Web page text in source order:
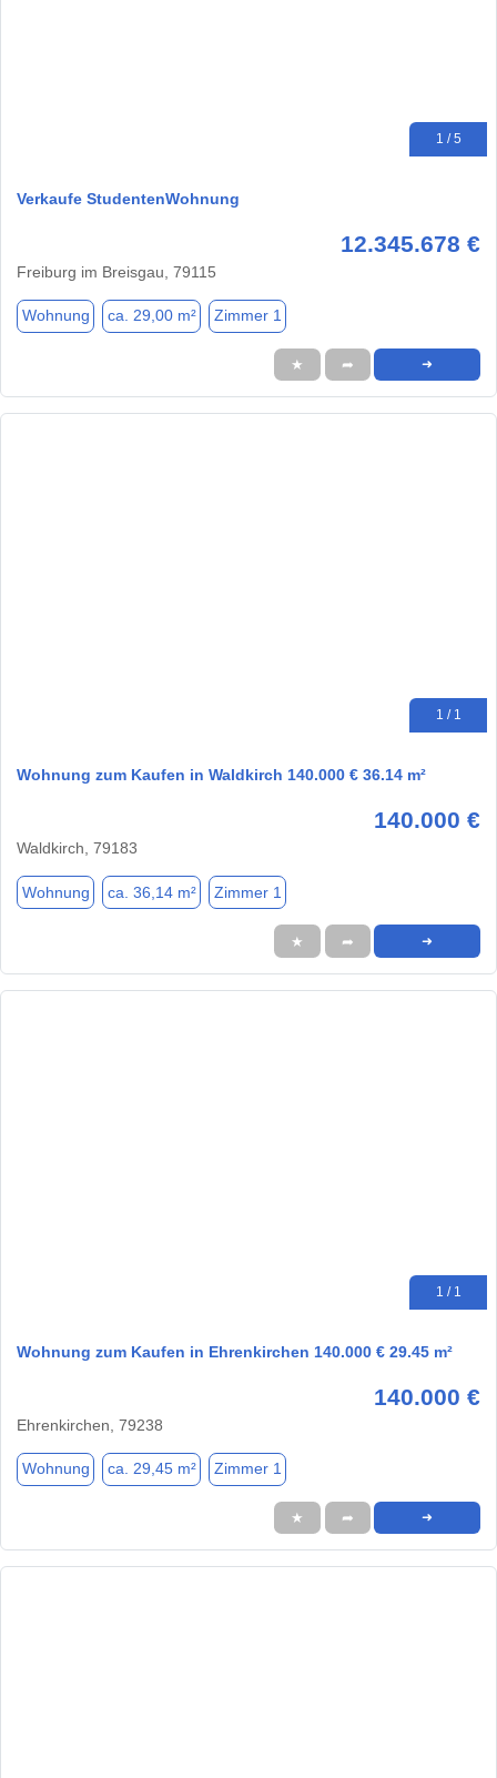
1 / 5
Verkaufe StudentenWohnung
12.345.678 €
Freiburg im Breisgau, 79115
Wohnung ca. 29,00 m² Zimmer 1
★ ➦ ➜
1 / 1
Wohnung zum Kaufen in Waldkirch 140.000 € 36.14 m²
140.000 €
Waldkirch, 79183
Wohnung ca. 36,14 m² Zimmer 1
★ ➦ ➜
1 / 1
Wohnung zum Kaufen in Ehrenkirchen 140.000 € 29.45 m²
140.000 €
Ehrenkirchen, 79238
Wohnung ca. 29,45 m² Zimmer 1
★ ➦ ➜